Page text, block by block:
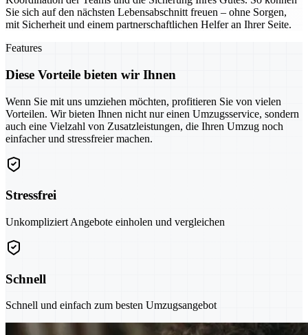
Sie sich auf den nächsten Lebensabschnitt freuen – ohne Sorgen,
mit Sicherheit und einem partnerschaftlichen Helfer an Ihrer Seite.
Features
Diese Vorteile bieten wir Ihnen
Wenn Sie mit uns umziehen möchten, profitieren Sie von vielen
Vorteilen. Wir bieten Ihnen nicht nur einen Umzugsservice, sondern
auch eine Vielzahl von Zusatzleistungen, die Ihren Umzug noch
einfacher und stressfreier machen.
Stressfrei
Unkompliziert Angebote einholen und vergleichen
Schnell
Schnell und einfach zum besten Umzugsangebot